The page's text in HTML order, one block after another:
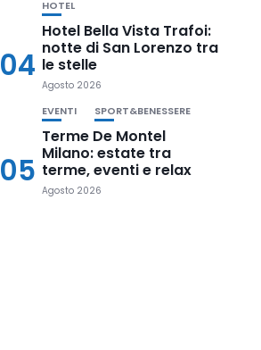
04
HOTEL
Hotel Bella Vista Trafoi:
notte di San Lorenzo tra
le stelle
Agosto 2026
05
EVENTI SPORT&BENESSERE
Terme De Montel
Milano: estate tra
terme, eventi e relax
Agosto 2026